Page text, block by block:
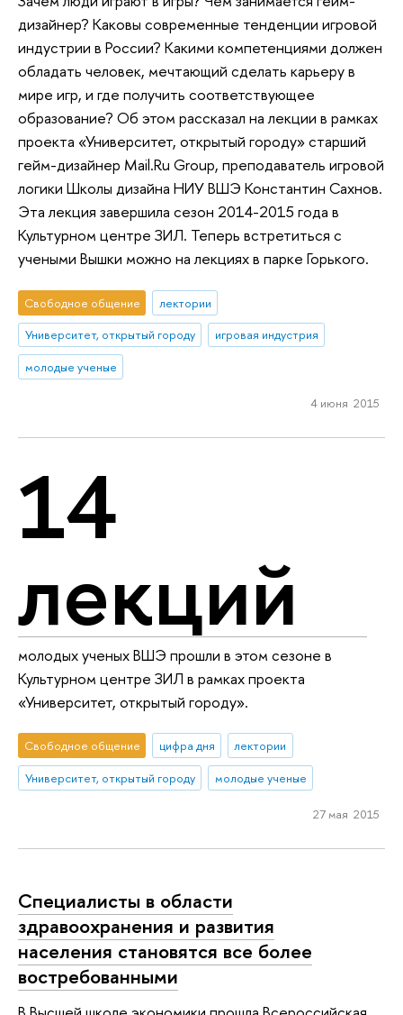
дизайнер? Каковы современные тенденции игровой
индустрии в России? Какими компетенциями должен
обладать человек, мечтающий сделать карьеру в
мире игр, и где получить соответствующее
образование? Об этом рассказал на лекции в рамках
проекта «Университет, открытый городу» старший
гейм-дизайнер Mail.Ru Group, преподаватель игровой
логики Школы дизайна НИУ ВШЭ Константин Сахнов.
Эта лекция завершила сезон 2014-2015 года в
Культурном центре ЗИЛ. Теперь встретиться с
учеными Вышки можно на лекциях в парке Горького.
Свободное общение
лектории
Университет, открытый городу
игровая индустрия
молодые ученые
4 июня 2015
14
лекций
молодых ученых ВШЭ прошли в этом сезоне в
Культурном центре ЗИЛ в рамках проекта
«Университет, открытый городу».
Свободное общение цифра дня
лектории
Университет, открытый городу
молодые ученые
27 мая 2015
Специалисты в области
здравоохранения и развития
населения становятся все более
востребованными